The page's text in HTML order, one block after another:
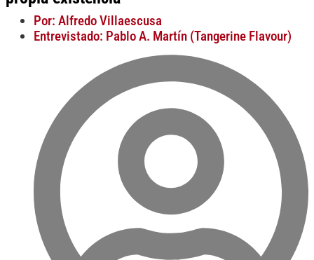
Por: Alfredo Villaescusa
Entrevistado: Pablo A. Martín (Tangerine Flavour)